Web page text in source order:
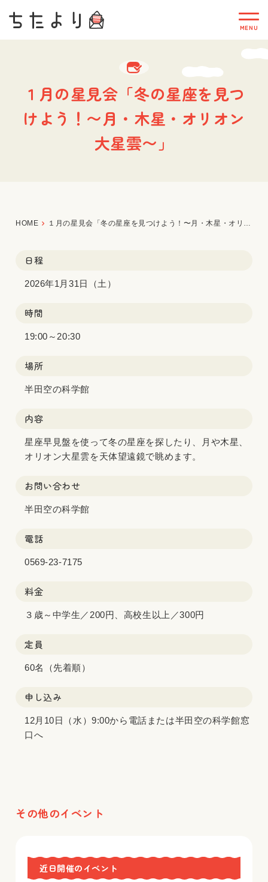
１月の星見会「冬の星座を見つ
けよう！〜月・木星・オリオン
大星雲〜」
HOME １月の星見会「冬の星座を見つけよう！〜月・木星・オリオン大星雲〜」
日程
2026年1月31日（土）
時間
19:00～20:30
場所
半田空の科学館
内容
星座早見盤を使って冬の星座を探したり、月や木星、
オリオン大星雲を天体望遠鏡で眺めます。
お問い合わせ
半田空の科学館
電話
0569-23-7175
料金
３歳～中学生／200円、高校生以上／300円
定員
60名（先着順）
申し込み
12月10日（水）9:00から電話または半田空の科学館窓
口へ
その他のイベント
近日開催のイベント